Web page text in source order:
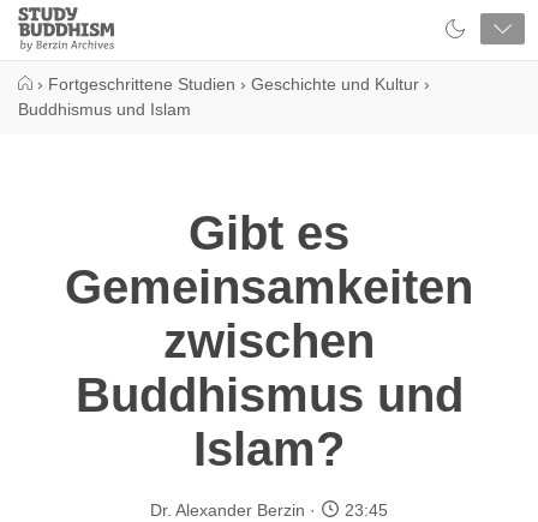
Close
Study
Buddhism
› Fortgeschrittene Studien › Geschichte und Kultur ›
Buddhismus und Islam
​Gibt es
Gemeinsamkeiten
zwischen
Buddhismus und
Islam?
Dr. Alexander Berzin 23:45